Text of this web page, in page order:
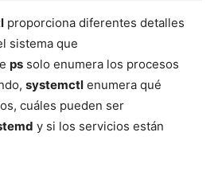
proporciona diferentes detalles
sistema que
ps solo enumera los procesos
systemctl enumera qué
cuáles pueden ser
y si los servicios están